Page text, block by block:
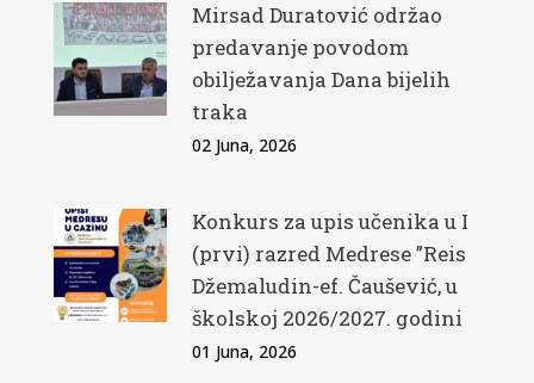
Mirsad Duratović održao
predavanje povodom
obilježavanja Dana bijelih
traka
02 Juna, 2026
Konkurs za upis učenika u I
(prvi) razred Medrese ”Reis
Džemaludin-ef. Čaušević, u
školskoj 2026/2027. godini
01 Juna, 2026